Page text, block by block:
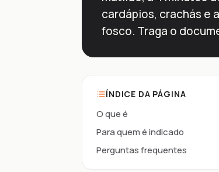
cardápios, crachás e
fosco. Traga o
ÍNDICE DA PÁGINA
O que é
Para quem é indicado
Perguntas frequentes